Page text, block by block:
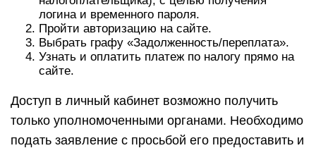
логина и временного пароля.
Пройти авторизацию на сайте.
Выбрать графу «Задолженность/переплата».
Узнать и оплатить платеж по налогу прямо на
сайте.
Доступ в личный кабинет возможно получить
только уполномоченными органами. Необходимо
подать заявление с просьбой его предоставить и